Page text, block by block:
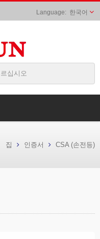
한국어
집 인증서 CSA (손전등)